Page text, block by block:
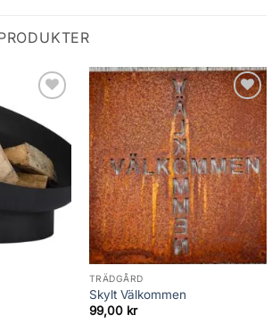
wishlist
Add to
wishlist
TRÄDGÅRD
Skylt Välkommen
99,00 kr